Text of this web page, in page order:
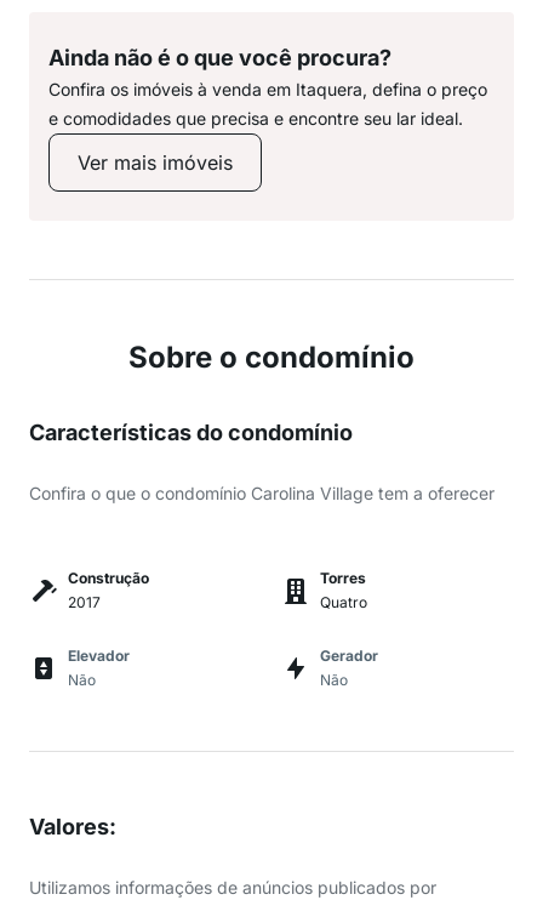
Ainda não é o que você procura?
Confira os imóveis à venda em Itaquera, defina o preço
e comodidades que precisa e encontre seu lar ideal.
Ver mais imóveis
Sobre o condomínio
Características do condomínio
Confira o que o condomínio Carolina Village tem a oferecer
Construção
2017
Torres
Quatro
Elevador
Não
Gerador
Não
Valores:
Utilizamos informações de anúncios publicados por